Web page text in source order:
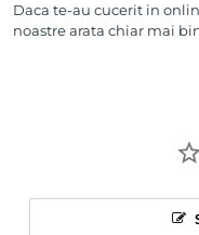
Daca te-au cucerit in
noastre arata chiar mai